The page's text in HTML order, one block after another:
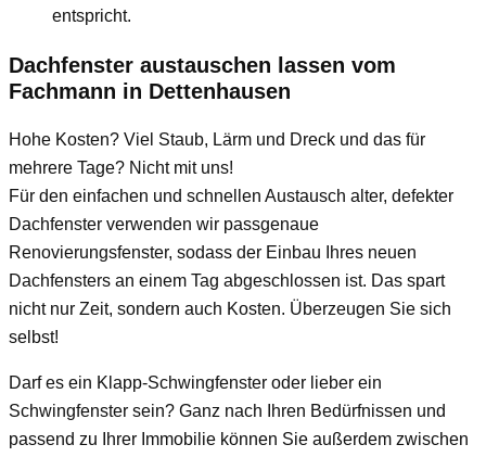
entspricht.
Dachfenster austauschen lassen vom
Fachmann in Dettenhausen
Hohe Kosten? Viel Staub, Lärm und Dreck und das für
mehrere Tage? Nicht mit uns!
Für den einfachen und schnellen Austausch alter, defekter
Dachfenster verwenden wir passgenaue
Renovierungsfenster, sodass der Einbau Ihres neuen
Dachfensters an einem Tag abgeschlossen ist. Das spart
nicht nur Zeit, sondern auch Kosten. Überzeugen Sie sich
selbst!
Darf es ein Klapp-Schwingfenster oder lieber ein
Schwingfenster sein? Ganz nach Ihren Bedürfnissen und
passend zu Ihrer Immobilie können Sie außerdem zwischen